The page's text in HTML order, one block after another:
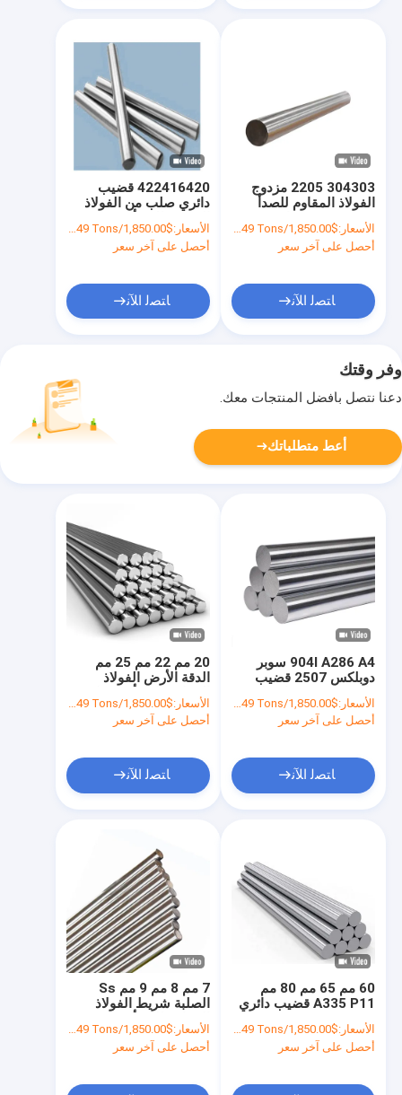
422416420 قضيب
دائري صلب من الفولاذ
HL مرآة مصقولة 4K 6K
8K
الأسعار:$1,850.00/Tons 1-49 Tons
أحصل على آخر سعر
ﺎﺘﺼﻟ ﺍﻶﻧ
304303 2205 مزدوج
الفولاذ المقاوم للصدأ
"3/8"الأسعار:$1,850.00/Tons 1-49 Tons
أحصل على آخر سعر
ﺎﺘﺼﻟ ﺍﻶﻧ
وفر وقتك
دعنا نتصل بأفضل المنتجات معك.
أعط متطلباتك
20 مم 22 مم 25 مم
الدقة الأرض الفولاذ
المقاوم للصدأ شريط
مستدير الانحناء
الأسعار:$1,850.00/Tons 1-49 Tons
أحصل على آخر سعر
ﺎﺘﺼﻟ ﺍﻶﻧ
904l A286 A4 سوبر
دوبلكس 2507 قضيب
دائري 420416 إس إس
الأسعار:$1,850.00/Tons 1-49 Tons
أحصل على آخر سعر
ﺎﺘﺼﻟ ﺍﻶﻧ
7 مم 8 مم 9 مم Ss
الصلبة شريط الفولاذ
المقاوم للصدأ قضيب
304 3 مم
الأسعار:$1,850.00/Tons 1-49 Tons
أحصل على آخر سعر
60 مم 65 مم 80 مم
A335 P11 قضيب دائري
30431420
الأسعار:$1,850.00/Tons 1-49 Tons
أحصل على آخر سعر